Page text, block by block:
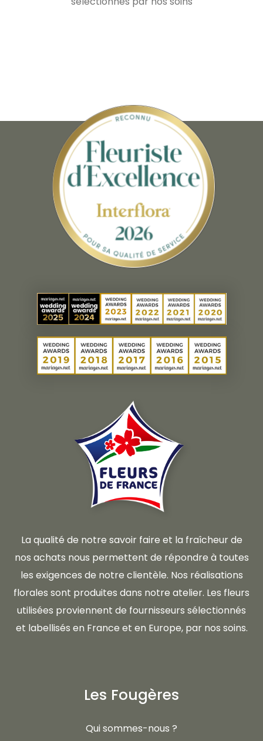
La qualité de notre savoir faire et la fraîcheur de
nos achats nous permettent de répondre à toutes
les exigences de notre clientèle. Nos réalisations
florales sont produites dans notre atelier. Les fleurs
utilisées proviennent de fournisseurs sélectionnés
et labellisés en France et en Europe, par nos soins.
Les Fougères
Qui sommes-nous ?